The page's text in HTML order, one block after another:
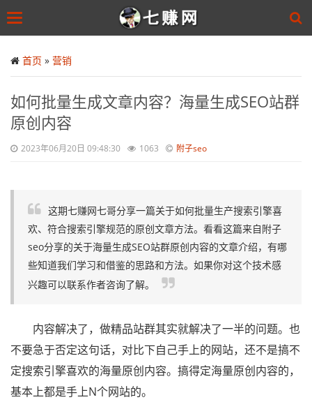
to
main
Toggle
首页 » 营销
如何批量生成文章内容？海量生成SEO站群
原创内容
2023年06月20日 09:48:30 1063 附子seo
这期七赚网七哥分享一篇关于如何批量生产搜索引擎喜
欢、符合搜索引擎规范的原创文章方法。看看这篇来自附子
seo分享的关于海量生成SEO站群原创内容的文章介绍，有哪
些知道我们学习和借鉴的思路和方法。如果你对这个技术感
兴趣可以联系作者咨询了解。
内容解决了，做精品站群其实就解决了一半的问题。也
不要急于否定这句话，对比下自己手上的网站，还不是搞不
定搜索引擎喜欢的海量原创内容。搞得定海量原创内容的，
基本上都是手上N个网站的。